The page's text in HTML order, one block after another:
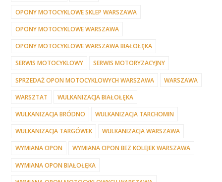
OPONY MOTOCYKLOWE SKLEP WARSZAWA
OPONY MOTOCYKLOWE WARSZAWA
OPONY MOTOCYKLOWE WARSZAWA BIAŁOŁĘKA
SERWIS MOTOCYKLOWY SERWIS MOTORYZACYJNY
SPRZEDAŻ OPON MOTOCYKLOWYCH WARSZAWA WARSZAWA
WARSZTAT WULKANIZACJA BIAŁOŁĘKA
WULKANIZACJA BRÓDNO WULKANIZACJA TARCHOMIN
WULKANIZACJA TARGÓWEK WULKANIZACJA WARSZAWA
WYMIANA OPON WYMIANA OPON BEZ KOLEJEK WARSZAWA
WYMIANA OPON BIAŁOŁĘKA